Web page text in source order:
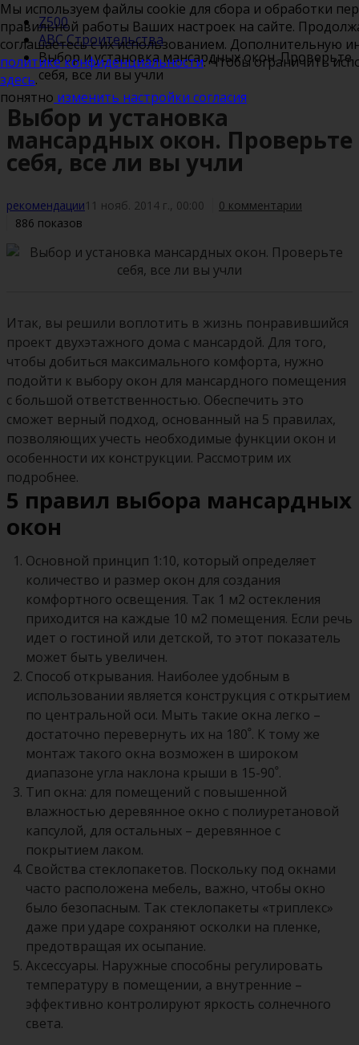
Z500
ABC Строительства
Выбор и установка мансардных окон. Проверьте
себя, все ли вы учли
Выбор и установка
мансардных окон. Проверьте
себя, все ли вы учли
рекомендации11 нояб. 2014 г., 00:00
0 комментарии
886 показов
Итак, вы решили воплотить в жизнь понравившийся
проект двухэтажного дома с мансардой. Для того,
чтобы добиться максимального комфорта, нужно
подойти к выбору окон для мансардного помещения
с большой ответственностью. Обеспечить это
сможет верный подход, основанный на 5 правилах,
позволяющих учесть необходимые функции окон и
особенности их конструкции. Рассмотрим их
подробнее.
5 правил выбора мансардных
окон
Основной принцип 1:10, который определяет
количество и размер окон для создания
комфортного освещения. Так 1 м2 остекления
приходится на каждые 10 м2 помещения. Если речь
идет о гостиной или детской, то этот показатель
может быть увеличен.
Способ открывания. Наиболее удобным в
использовании является конструкция с открытием
по центральной оси. Мыть такие окна легко –
достаточно перевернуть их на 180ﹾ. К тому же
монтаж такого окна возможен в широком
диапазоне угла наклона крыши в 15-90ﹾ.
Тип окна: для помещений с повышенной
влажностью деревянное окно с полиуретановой
капсулой, для остальных – деревянное с
покрытием лаком.
Свойства стеклопакетов. Поскольку под окнами
часто расположена мебель, важно, чтобы окно
было безопасным. Так стеклопакеты «триплекс»
даже при ударе сохраняют осколки на пленке,
предотвращая их осыпание.
Аксессуары. Наружные способны регулировать
температуру в помещении, а внутренние –
эффективно контролируют яркость солнечного
света.
Мы используем файлы cookie для сбора и обработки
правильной работы Ваших настроек на сайте.
соглашаетесь с их использованием. Дополнительную
политике конфиденциальности. Чтобы ограничить
здесь.
понятно изменить настройки согласия